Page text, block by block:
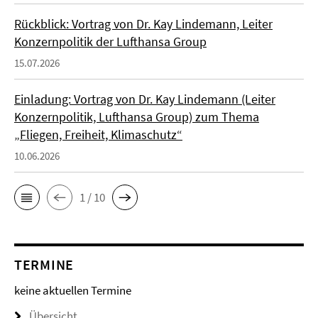
Rückblick: Vortrag von Dr. Kay Lindemann, Leiter
Konzernpolitik der Lufthansa Group
15.07.2026
Einladung: Vortrag von Dr. Kay Lindemann (Leiter
Konzernpolitik, Lufthansa Group) zum Thema
„Fliegen, Freiheit, Klimaschutz“
10.06.2026
1 / 10
TERMINE
keine aktuellen Termine